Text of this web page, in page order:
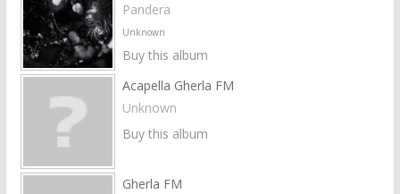
Pandera
Unknown
Buy this album
Acapella Gherla FM
Unknown
Buy this album
Gherla FM